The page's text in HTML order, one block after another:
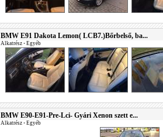
BMW E91 Dakota Lemon( LCB7.)Bőrbelső, ba...
Alkatrész • Egyéb
BMW E90-E91-Pre-Lci- Gyári Xenon szett e...
Alkatrész • Egyéb